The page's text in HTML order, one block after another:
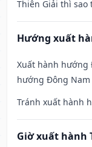
Thiên Giải thì sao
Hướng xuất
Xuất hành hướng
hướng Đông Nam
Tránh xuất hành
Giờ xuất hành